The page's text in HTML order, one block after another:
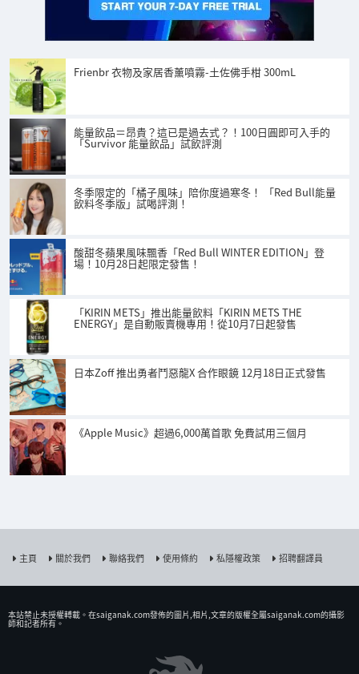
Frienbr 衣物及家居香薰噴霧-土佐佛手柑 300mL
能量飲品＝昂貴？這已是過去式？！100日圓即可入手的
「Survivor 能量飲品」試飲評測
冬季限定的「橘子風味」陪你度過寒冬！ 「Red Bull能量
飲料冬季版」試喝評測！
酸甜冬蘋果風味飄香「Red Bull WINTER EDITION」登
場！10月28日起限定發售！
「KIRIN METS」推出能量飲料「KIRIN METS THE
ENERGY」是自動販賣機專用！從10月7日起發售
日本Zoff 推出勇者鬥惡龍X 合作眼鏡 12月18日正式發售
《Apple Music》超過6,000萬首歌 免費試用三個月
主頁 關於我們 聯絡我們 使用條約 私隱權政策 招聘翻譯員
本站禁止未授權𨍭載。在saiganak.com發佈的圖片,相片,文章的版權全屬saiganak.com的攝影
師和記者所有。